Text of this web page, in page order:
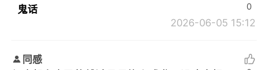
鬼话
2026-06-05 15:12
0
同感